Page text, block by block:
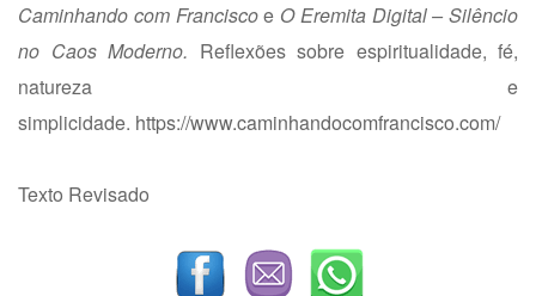
Caminhando com Franciscoe O Eremita Digital – Silêncio
no Caos Moderno. Reflexões sobre espiritualidade, fé,
natureza e
simplicidade. https://www.caminhandocomfrancisco.com/
Texto Revisado